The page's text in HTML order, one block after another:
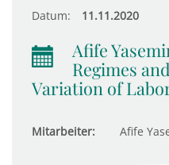
Datum: 11.11.2020
Afife
Regimes
Variation of
Mitarbeiter: Afife